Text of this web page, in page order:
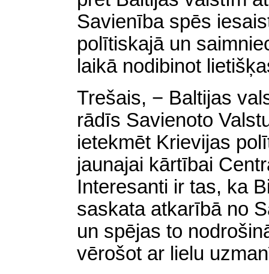
Savienība spēs
polītiskajā un
laikā nodibinot
Trešais, − Baltijas
rādīs Savienoto
ietekmēt Krievijas
jaunajai kārtībai
Interesanti ir tas, ka
saskata atkarībā no
un spējas to
vērošot ar lielu